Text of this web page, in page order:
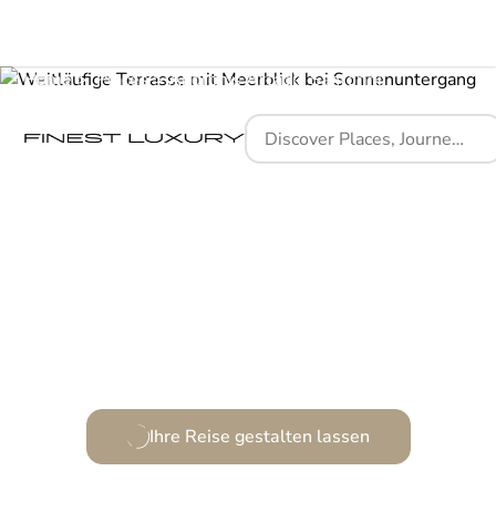
Home Places Andronis Arcadia Santorini
Ihre Reise gestalten lassen